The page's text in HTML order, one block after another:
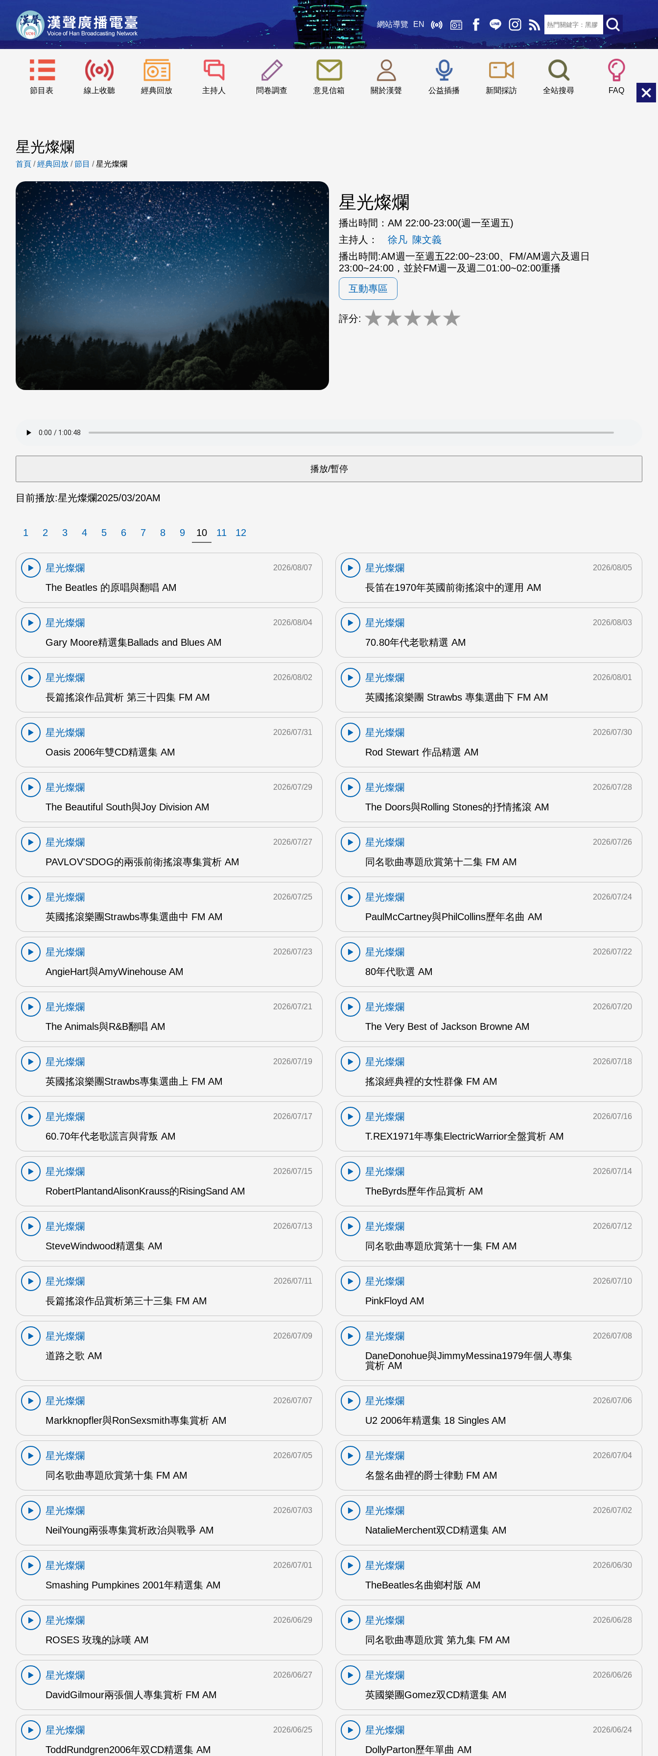
網站導覽 EN
節目表 線上收聽 經典回放 主持人 問卷調查 意見信箱 關於漢聲 公益插播 新聞採訪 全站搜尋 FAQ
::: 小 中
星光燦爛
首頁 /經典回放 /節目 /星光燦爛
星光燦爛
播出時間： AM 22:00-23:00(週一至週五)
主持人：
徐凡 陳文義
播出時間:AM週一至週五22:00~23:00、FM/AM週六及週日
23:00~24:00，並於FM週一及週二01:00~02:00重播
互動專區
評分: ★★★★★
目前播放:星光燦爛2025/03/20AM
1 2 3 4 5 6 7 8 9 10 11 12
星光燦爛
The Beatles 的原唱與翻唱 AM
2026/08/07
星光燦爛
長笛在1970年英國前衛搖滾中的運用 AM
2026/08/05
星光燦爛
Gary Moore精選集Ballads and Blues AM
2026/08/04
星光燦爛
70.80年代老歌精選 AM
2026/08/03
星光燦爛
長篇搖滾作品賞析 第三十四集 FM AM
2026/08/02
星光燦爛
英國搖滾樂團 Strawbs 專集選曲下 FM AM
2026/08/01
星光燦爛
Oasis 2006年雙CD精選集 AM
2026/07/31
星光燦爛
Rod Stewart 作品精選 AM
2026/07/30
星光燦爛
The Beautiful South與Joy Division AM
2026/07/29
星光燦爛
The Doors與Rolling Stones的抒情搖滾 AM
2026/07/28
星光燦爛
PAVLOV'SDOG的兩張前衛搖滾專集賞析 AM
2026/07/27
星光燦爛
同名歌曲專題欣賞第十二集 FM AM
2026/07/26
星光燦爛
英國搖滾樂團Strawbs專集選曲中 FM AM
2026/07/25
星光燦爛
PaulMcCartney與PhilCollins歷年名曲 AM
2026/07/24
星光燦爛
AngieHart與AmyWinehouse AM
2026/07/23
星光燦爛
80年代歌選 AM
2026/07/22
星光燦爛
The Animals與R&B翻唱 AM
2026/07/21
星光燦爛
The Very Best of Jackson Browne AM
2026/07/20
星光燦爛
英國搖滾樂團Strawbs專集選曲上 FM AM
2026/07/19
星光燦爛
搖滾經典裡的女性群像 FM AM
2026/07/18
星光燦爛
60.70年代老歌謊言與背叛 AM
2026/07/17
星光燦爛
T.REX1971年專集ElectricWarrior全盤賞析 AM
2026/07/16
星光燦爛
RobertPlantandAlisonKrauss的RisingSand AM
2026/07/15
星光燦爛
TheByrds歷年作品賞析 AM
2026/07/14
星光燦爛
SteveWindwood精選集 AM
2026/07/13
星光燦爛
同名歌曲專題欣賞第十一集 FM AM
2026/07/12
星光燦爛
長篇搖滾作品賞析第三十三集 FM AM
2026/07/11
星光燦爛
PinkFloyd AM
2026/07/10
星光燦爛
道路之歌 AM
2026/07/09
星光燦爛
DaneDonohue與JimmyMessina1979年個人專集
賞析 AM
2026/07/08
星光燦爛
Markknopfler與RonSexsmith專集賞析 AM
2026/07/07
星光燦爛
U2 2006年精選集 18 Singles AM
2026/07/06
星光燦爛
同名歌曲專題欣賞第十集 FM AM
2026/07/05
星光燦爛
名盤名曲裡的爵士律動 FM AM
2026/07/04
星光燦爛
NeilYoung兩張專集賞析政治與戰爭 AM
2026/07/03
星光燦爛
NatalieMerchent双CD精選集 AM
2026/07/02
星光燦爛
Smashing Pumpkines 2001年精選集 AM
2026/07/01
星光燦爛
TheBeatles名曲鄉村版 AM
2026/06/30
星光燦爛
ROSES 玫瑰的詠嘆 AM
2026/06/29
星光燦爛
同名歌曲專題欣賞 第九集 FM AM
2026/06/28
星光燦爛
DavidGilmour兩張個人專集賞析 FM AM
2026/06/27
星光燦爛
英國樂團Gomez双CD精選集 AM
2026/06/26
星光燦爛
ToddRundgren2006年双CD精選集 AM
2026/06/25
星光燦爛
DollyParton歷年單曲 AM
2026/06/24